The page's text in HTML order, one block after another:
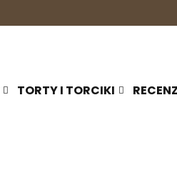
TORTY I TORCIKI